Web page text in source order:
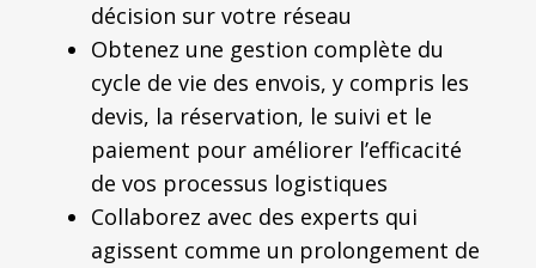
décision sur votre réseau
Obtenez une gestion complète du
cycle de vie des envois, y compris les
devis, la réservation, le suivi et le
paiement pour améliorer l’efficacité
de vos processus logistiques
Collaborez avec des experts qui
agissent comme un prolongement de